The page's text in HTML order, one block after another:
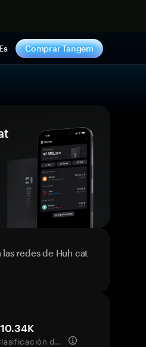
Es Comprar Tangem
redes de Huh cat
Clasificación del mercado